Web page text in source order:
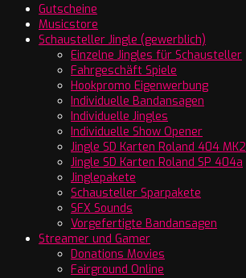
Gutscheine
Musicstore
Schausteller Jingle (gewerblich)
Einzelne Jingles für Schausteller
Fahrgeschäft Spiele
Hookpromo Eigenwerbung
Individuelle Bandansagen
Individuelle Jingles
Individuelle Show Opener
Jingle SD Karten Roland 404 MK2
Jingle SD Karten Roland SP 404a
Jinglepakete
Schausteller Sparpakete
SFX Sounds
Vorgefertigte Bandansagen
Streamer und Gamer
Donations Movies
Fairground Online